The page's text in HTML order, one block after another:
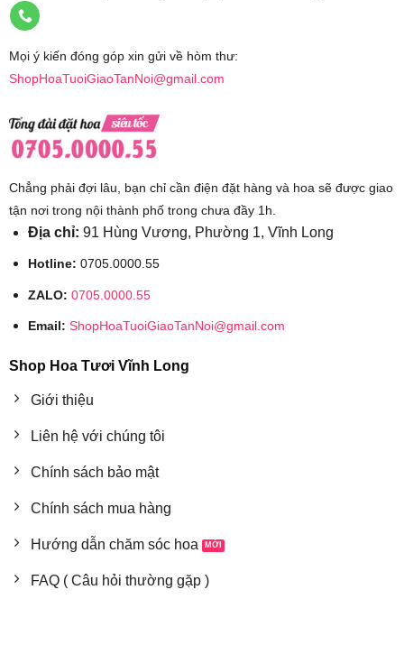
Mọi ý kiến đóng góp xin gửi về hòm thư:
ShopHoaTuoiGiaoTanNoi@gmail.com
Chẳng phải đợi lâu, bạn chỉ cần điện đặt hàng và hoa sẽ được giao
tận nơi trong nội thành phố trong chưa đầy 1h.
Địa chỉ: 91 Hùng Vương, Phường 1, Vĩnh Long
Hotline: 0705.0000.55
ZALO: 0705.0000.55
Email: ShopHoaTuoiGiaoTanNoi@gmail.com
Shop Hoa Tươi Vĩnh Long
Giới thiệu
Liên hệ với chúng tôi
Chính sách bảo mật
Chính sách mua hàng
Hướng dẫn chăm sóc hoa
FAQ ( Câu hỏi thường gặp )